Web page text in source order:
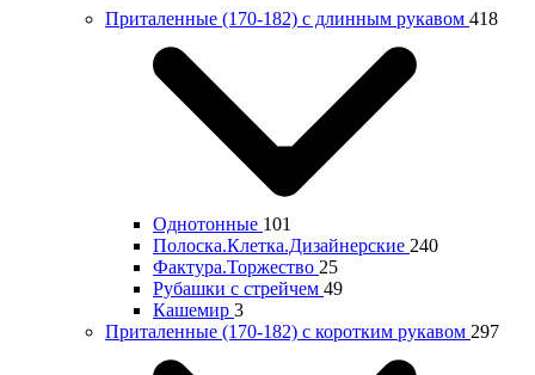
Приталенные (170-182) с длинным рукавом 418
Однотонные 101
Полоска.Клетка.Дизайнерские 240
Фактура.Торжество 25
Рубашки с стрейчем 49
Кашемир 3
Приталенные (170-182) с коротким рукавом 297